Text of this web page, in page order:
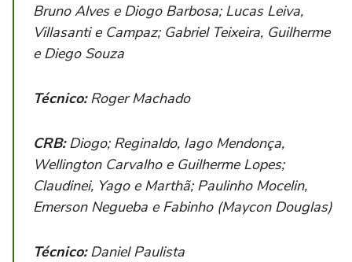
Bruno Alves e Diogo Barbosa; Lucas Leiva,
Villasanti e Campaz; Gabriel Teixeira, Guilherme
e Diego Souza
Técnico:Roger Machado
CRB:Diogo; Reginaldo, Iago Mendonça,
Wellington Carvalho e Guilherme Lopes;
Claudinei, Yago e Marthã; Paulinho Mocelin,
Emerson Negueba e Fabinho (Maycon Douglas)
Técnico:Daniel Paulista